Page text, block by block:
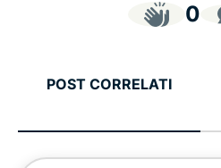
0
POST CORRELATI